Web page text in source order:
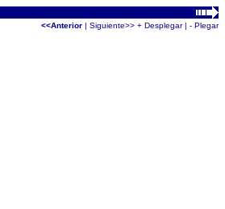
<<Anterior | Siguiente>> + Desplegar| - Plegar